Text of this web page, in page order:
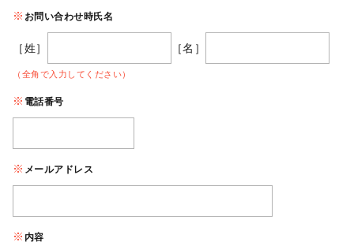
お問い合わせ時氏名
［姓］ ［名］
（全角で入力してください）
電話番号
メールアドレス
内容